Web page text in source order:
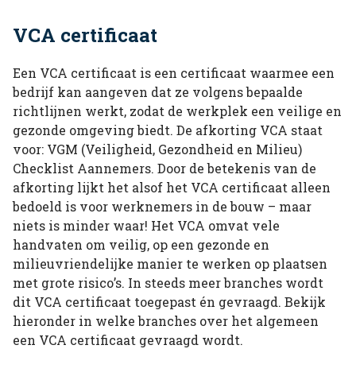
VCA certificaat
Een VCA certificaat is een certificaat waarmee een
bedrijf kan aangeven dat ze volgens bepaalde
richtlijnen werkt, zodat de werkplek een veilige en
gezonde omgeving biedt. De afkorting VCA staat
voor: VGM (Veiligheid, Gezondheid en Milieu)
Checklist Aannemers. Door de betekenis van de
afkorting lijkt het alsof het VCA certificaat alleen
bedoeld is voor werknemers in de bouw – maar
niets is minder waar! Het VCA omvat vele
handvaten om veilig, op een gezonde en
milieuvriendelijke manier te werken op plaatsen
met grote risico’s. In steeds meer branches wordt
dit VCA certificaat toegepast én gevraagd. Bekijk
hieronder in welke branches over het algemeen
een VCA certificaat gevraagd wordt.